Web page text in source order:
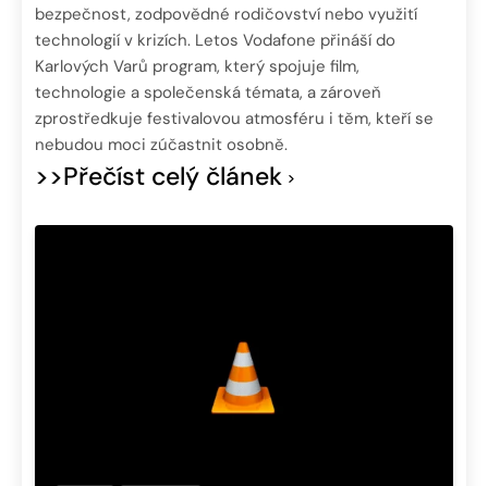
bezpečnost, zodpovědné rodičovství nebo využití
technologií v krizích. Letos Vodafone přináší do
Karlových Varů program, který spojuje film,
technologie a společenská témata, a zároveň
zprostředkuje festivalovou atmosféru i těm, kteří se
nebudou moci zúčastnit osobně.
>>Přečíst celý článek